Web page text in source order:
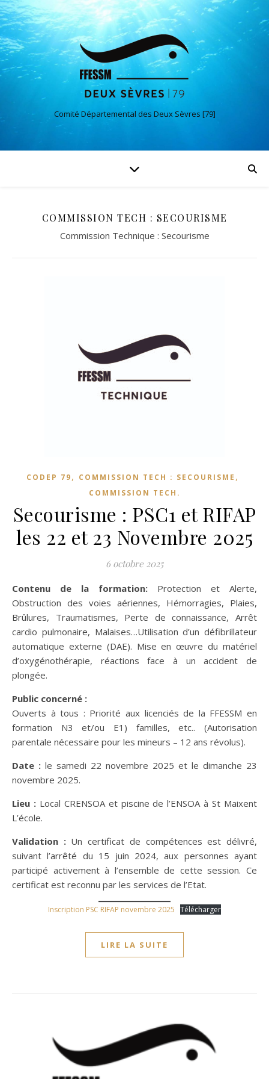
Comité Départemental des Deux Sèvres [79]
COMMISSION TECH : SECOURISME
Commission Technique : Secourisme
CODEP 79, COMMISSION TECH : SECOURISME ,
COMMISSION TECH.
Secourisme : PSC1 et RIFAP
les 22 et 23 Novembre 2025
6 octobre 2025
Contenu de la formation: Protection et Alerte,
Obstruction des voies aériennes, Hémorragies, Plaies,
Brûlures, Traumatismes, Perte de connaissance, Arrêt
cardio pulmonaire, Malaises…Utilisation d’un défibrillateur
automatique externe (DAE). Mise en œuvre du matériel
d’oxygénothérapie, réactions face à un accident de
plongée.
Public concerné :
Ouverts à tous : Priorité aux licenciés de la FFESSM en
formation N3 et/ou E1) familles, etc.. (Autorisation
parentale nécessaire pour les mineurs – 12 ans révolus).
Date : le samedi 22 novembre 2025 et le dimanche 23
novembre 2025.
Lieu : Local CRENSOA et piscine de l’ENSOA à St Maixent
L’école.
Validation :Un certificat de compétences est délivré,
suivant l’arrêté du 15 juin 2024, aux personnes ayant
participé activement à l’ensemble de cette session. Ce
certificat est reconnu par les services de l’Etat.
Inscription PSC RIFAP novembre 2025 Télécharger
LIRE LA SUITE